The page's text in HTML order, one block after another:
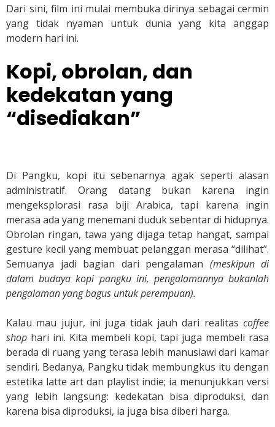
Dari sini, film ini mulai membuka dirinya sebagai cermin
yang tidak nyaman untuk dunia yang kita anggap
modern hari ini.
Kopi, obrolan, dan
kedekatan yang
“disediakan”
Di Pangku, kopi itu sebenarnya agak seperti alasan
administratif. Orang datang bukan karena ingin
mengeksplorasi rasa biji Arabica, tapi karena ingin
merasa ada yang menemani duduk sebentar di hidupnya.
Obrolan ringan, tawa yang dijaga tetap hangat, sampai
gesture kecil yang membuat pelanggan merasa “dilihat”.
Semuanya jadi bagian dari pengalaman (meskipun di
dalam budaya kopi pangku ini, pengalamannya bukanlah
pengalaman yang bagus untuk perempuan).
Kalau mau jujur, ini juga tidak jauh dari realitas coffee
shop hari ini. Kita membeli kopi, tapi juga membeli rasa
berada di ruang yang terasa lebih manusiawi dari kamar
sendiri. Bedanya, Pangku tidak membungkus itu dengan
estetika latte art dan playlist indie; ia menunjukkan versi
yang lebih langsung: kedekatan bisa diproduksi, dan
karena bisa diproduksi, ia juga bisa diberi harga.